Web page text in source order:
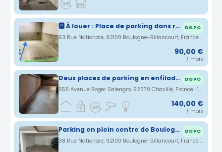
🅿️ À louer : Place de parking dans résidence sécurisée à Boulogne-Billancourt DISPO
93 Rue Nationale, 92100 Boulogne-Billancourt, France · 1.86 km
90,00 €
/ mois
Deux places de parking en enfilade à Chaville DISPO
658 Avenue Roger Salengro, 92370 Chaville, France · 1.87 km
140,00 €
/ mois
Parking en plein centre de Boulogne DISPO
38 Rue Nationale, 92100 Boulogne-Billancourt, France · 1.88 km